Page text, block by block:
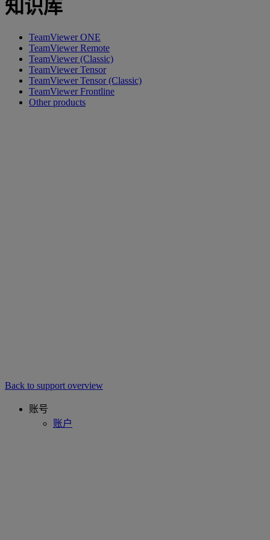
知识库
TeamViewer ONE
TeamViewer Remote
TeamViewer (Classic)
TeamViewer Tensor
TeamViewer Tensor (Classic)
TeamViewer Frontline
Other products
Back to support overview
账号
账户